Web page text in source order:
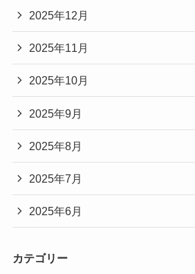
2025年12月
2025年11月
2025年10月
2025年9月
2025年8月
2025年7月
2025年6月
カテゴリー